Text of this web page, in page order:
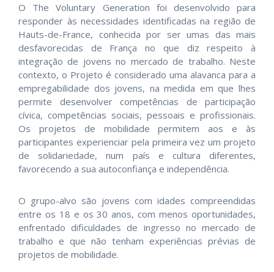
O The Voluntary Generation foi desenvolvido para
responder às necessidades identificadas na região de
Hauts-de-France, conhecida por ser umas das mais
desfavorecidas de França no que diz respeito à
integração de jovens no mercado de trabalho. Neste
contexto, o Projeto é considerado uma alavanca para a
empregabilidade dos jovens, na medida em que lhes
permite desenvolver competências de participação
cívica, competências sociais, pessoais e profissionais.
Os projetos de mobilidade permitem aos e às
participantes experienciar pela primeira vez um projeto
de solidariedade, num país e cultura diferentes,
favorecendo a sua autoconfiança e independência.
O grupo-alvo são jovens com idades compreendidas
entre os 18 e os 30 anos, com menos oportunidades,
enfrentado dificuldades de ingresso no mercado de
trabalho e que não tenham experiências prévias de
projetos de mobilidade.